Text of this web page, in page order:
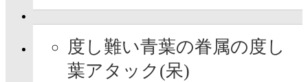
度し難い青葉の眷属の度し
葉アタック(呆)